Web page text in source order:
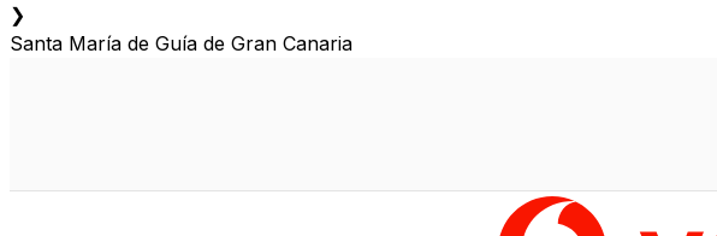
❯
Santa María de Guía de Gran Canaria